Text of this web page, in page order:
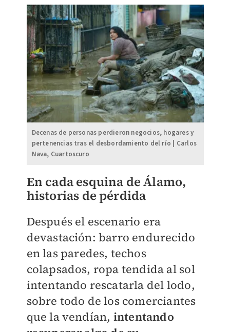
Decenas de personas perdieron negocios, hogares y
pertenencias tras el desbordamiento del río | Carlos
Nava, Cuartoscuro
En cada esquina de Álamo,
historias de pérdida
Después el escenario era
devastación: barro endurecido
en las paredes, techos
colapsados, ropa tendida al sol
intentando rescatarla del lodo,
sobre todo de los comerciantes
que la vendían, intentando